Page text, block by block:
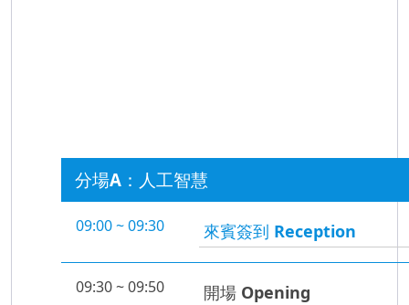
分場A：人工智慧
09:00 ~ 09:30 來賓簽到 Reception
09:30 ~ 09:50 開場 Opening